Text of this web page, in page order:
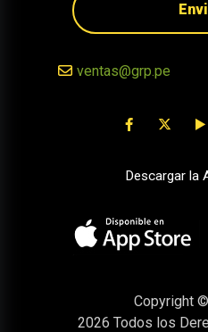
ventas@grp.pe
Descargar la
Copyright ©
2026 Todos los